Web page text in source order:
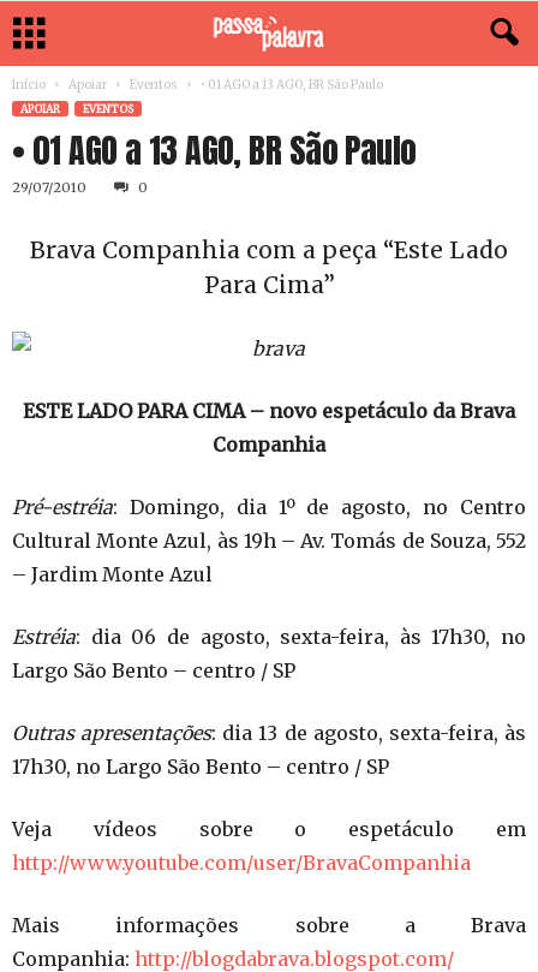
Início Apoiar Eventos • 01 AGO a 13 AGO, BR São Paulo
APOIAR EVENTOS
• 01 AGO a 13 AGO, BR São Paulo
29/07/2010 0
Brava Companhia com a peça “Este Lado
Para Cima”
ESTE LADO PARA CIMA – novo espetáculo da Brava
Companhia
Pré-estréia: Domingo, dia 1º de agosto, no Centro
Cultural Monte Azul, às 19h – Av. Tomás de Souza, 552
– Jardim Monte Azul
Estréia: dia 06 de agosto, sexta-feira, às 17h30, no
Largo São Bento – centro / SP
Outras apresentações: dia 13 de agosto, sexta-feira, às
17h30, no Largo São Bento – centro / SP
Veja vídeos sobre o espetáculo em
http://www.youtube.com/user/BravaCompanhia
Mais informações sobre a Brava
Companhia: http://blogdabrava.blogspot.com/